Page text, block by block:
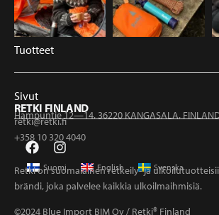
Tuotteet
Sivut
RETKI FINLAND
Hampuntie 12—14, 36220 KANGASALA,
retki@retki.fi
+358 10 320 4040
Suomi English Svenska
Retki on suomalainen retkeily- ja
brändi, joka palvelee kaikkia ulkoilmaihmisiä.
©2024 Blue Import BIM Oy / Retki® Finland